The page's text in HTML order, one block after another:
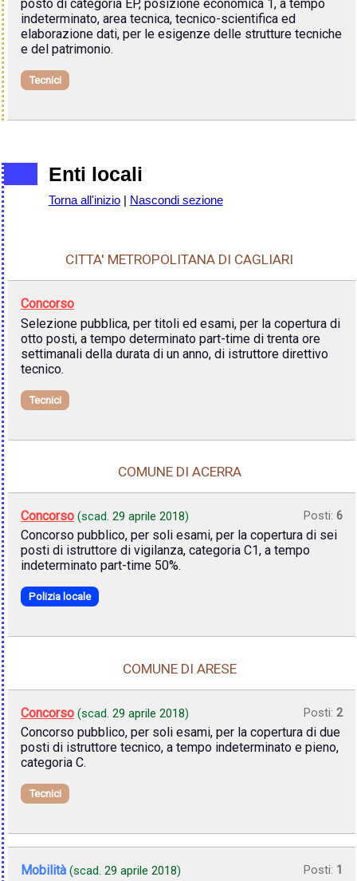
posto di categoria EP, posizione economica 1, a tempo
indeterminato, area tecnica, tecnico-scientifica ed
elaborazione dati, per le esigenze delle strutture tecniche
e del patrimonio.
Tecnici
Enti locali
Torna all'inizio| Nascondi sezione
CITTA' METROPOLITANA DI CAGLIARI
Concorso
Selezione pubblica, per titoli ed esami, per la copertura di
otto posti, a tempo determinato part-time di trenta ore
settimanali della durata di un anno, di istruttore direttivo
tecnico.
Tecnici
COMUNE DI ACERRA
Concorso (scad. 29 aprile 2018) Posti: 6
Concorso pubblico, per soli esami, per la copertura di sei
posti di istruttore di vigilanza, categoria C1, a tempo
indeterminato part-time 50%.
Polizia locale
COMUNE DI ARESE
Concorso (scad. 29 aprile 2018) Posti: 2
Concorso pubblico, per soli esami, per la copertura di due
posti di istruttore tecnico, a tempo indeterminato e pieno,
categoria C.
Tecnici
Mobilità (scad. 29 aprile 2018) Posti: 1